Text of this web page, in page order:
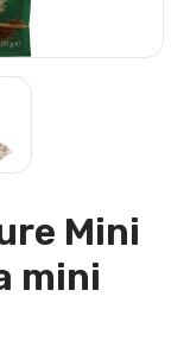
Mini
mini